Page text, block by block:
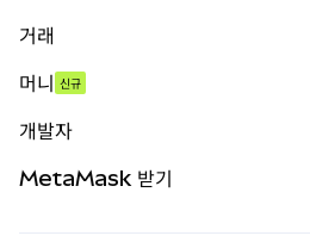
거래
무기한 선물
실물자산
머니 신규
개발자
MetaMask 받기